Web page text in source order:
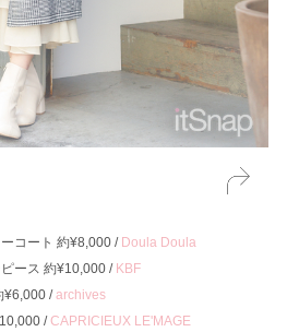
コート 約¥8,000 / Doula Doula
ース 約¥10,000 / KBF
¥6,000 /archives
/CAPRICIEUX LE'MAGE